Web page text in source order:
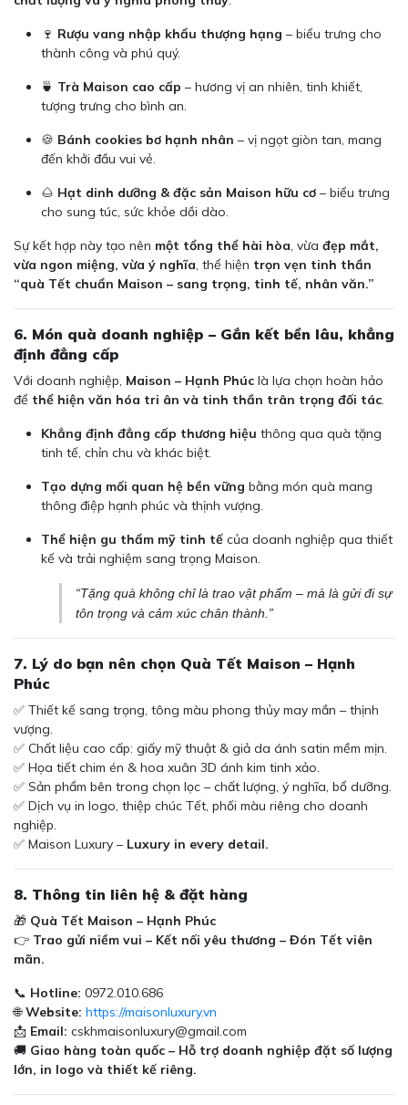
🍷 Rượu vang nhập khẩu thượng hạng – biểu trưng cho
thành công và phú quý.
🍵 Trà Maison cao cấp – hương vị an nhiên, tinh khiết,
tượng trưng cho bình an.
🍪 Bánh cookies bơ hạnh nhân – vị ngọt giòn tan, mang
đến khởi đầu vui vẻ.
🌰 Hạt dinh dưỡng & đặc sản Maison hữu cơ – biểu trưng
cho sung túc, sức khỏe dồi dào.
Sự kết hợp này tạo nên một tổng thể hài hòa, vừa đẹp mắt,
vừa ngon miệng, vừa ý nghĩa, thể hiện trọn vẹn tinh thần
“quà Tết chuẩn Maison – sang trọng, tinh tế, nhân văn.”
6. Món quà doanh nghiệp – Gắn kết bền lâu, khẳng
định đẳng cấp
Với doanh nghiệp, Maison – Hạnh Phúc là lựa chọn hoàn hảo
để thể hiện văn hóa tri ân và tinh thần trân trọng đối tác.
Khẳng định đẳng cấp thương hiệu thông qua quà tặng
tinh tế, chỉn chu và khác biệt.
Tạo dựng mối quan hệ bền vững bằng món quà mang
thông điệp hạnh phúc và thịnh vượng.
Thể hiện gu thẩm mỹ tinh tế của doanh nghiệp qua thiết
kế và trải nghiệm sang trọng Maison.
“Tặng quà không chỉ là trao vật phẩm – mà là gửi đi sự
tôn trọng và cảm xúc chân thành.”
7. Lý do bạn nên chọn Quà Tết Maison – Hạnh
Phúc
✅ Thiết kế sang trọng, tông màu phong thủy may mắn – thịnh
vượng.
✅ Chất liệu cao cấp: giấy mỹ thuật & giả da ánh satin mềm mịn.
✅ Họa tiết chim én & hoa xuân 3D ánh kim tinh xảo.
✅ Sản phẩm bên trong chọn lọc – chất lượng, ý nghĩa, bổ dưỡng.
✅ Dịch vụ in logo, thiệp chúc Tết, phối màu riêng cho doanh
nghiệp.
✅ Maison Luxury – Luxury in every detail.
8. Thông tin liên hệ & đặt hàng
🎁 Quà Tết Maison – Hạnh Phúc
👉 Trao gửi niềm vui – Kết nối yêu thương – Đón Tết viên
mãn.
📞 Hotline: 0972.010.686
🌐Website: https://maisonluxury.vn
📩 Email: cskhmaisonluxury@gmail.com
🚚 Giao hàng toàn quốc – Hỗ trợ doanh nghiệp đặt số lượng
lớn, in logo và thiết kế riêng.